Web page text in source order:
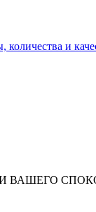
количества и
ВАШЕГО